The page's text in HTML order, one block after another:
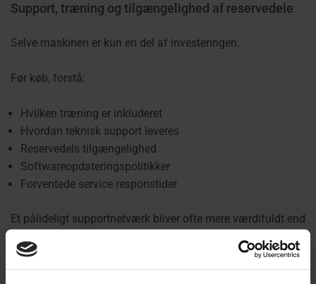
Support, træning og tilgængelighed af reservedele
Selve maskinen er kun en del af investeringen.
Før køb, forstå:
Hvilken træning er inkluderet
Hvordan teknisk support leveres
Reservedels tilgængelighed
Softwareopdateringspolitikker
Forventede service responstider
Et pålideligt supportnetværk bliver ofte mere værdifuldt end